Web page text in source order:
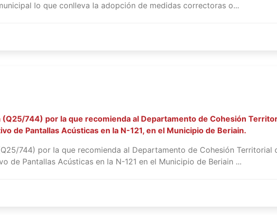
lo que conlleva la adopción de medidas correctoras o...
744) por la que recomienda al Departamento de Cohesión
de Pantallas Acústicas en la N-121, en el Municipio de Beriain.
744) por la que recomienda al Departamento de Cohesión Territorial
de Pantallas Acústicas en la N-121 en el Municipio de Beriain ...